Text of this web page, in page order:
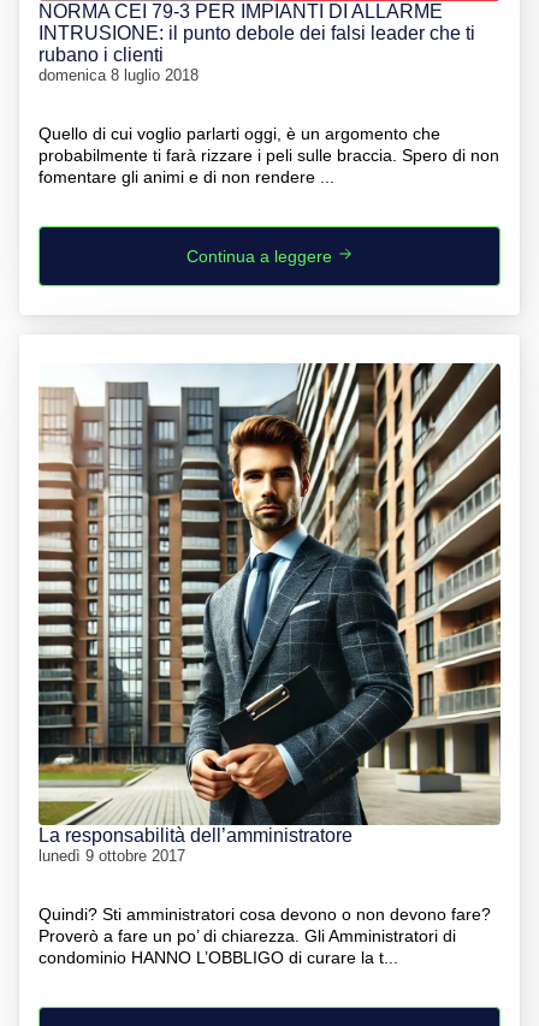
NORMA CEI 79-3 PER IMPIANTI DI ALLARME
INTRUSIONE: il punto debole dei falsi leader che ti
rubano i clienti
domenica 8 luglio 2018
Quello di cui voglio parlarti oggi, è un argomento che
probabilmente ti farà rizzare i peli sulle braccia. Spero di non
fomentare gli animi e di non rendere ...
Continua a leggere
La responsabilità dell’amministratore
lunedì 9 ottobre 2017
Quindi? Sti amministratori cosa devono o non devono fare?
Proverò a fare un po’ di chiarezza. Gli Amministratori di
condominio HANNO L’OBBLIGO di curare la t...